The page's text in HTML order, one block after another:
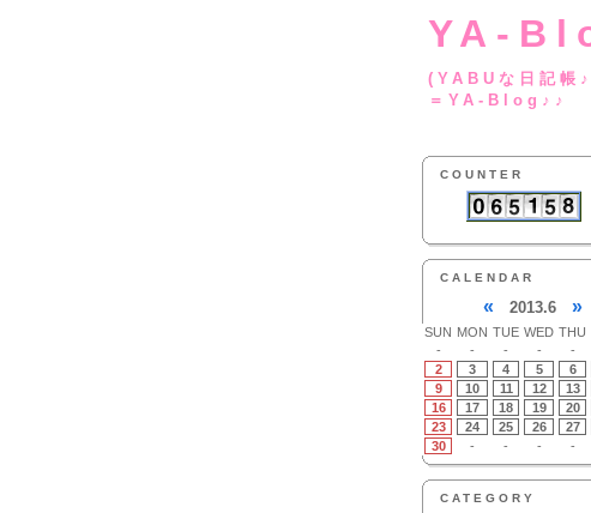
YA-
(YABU
＝YA-Blog♪♪
COUNTER
CALENDAR
« 2013.6 »
SUN MON TUE WED THU
-
- - - -
2
3 4 5 6
9
10 11 12 13
16
17 18 19 20
23
24 25 26 27
30
- - - -
CATEGORY